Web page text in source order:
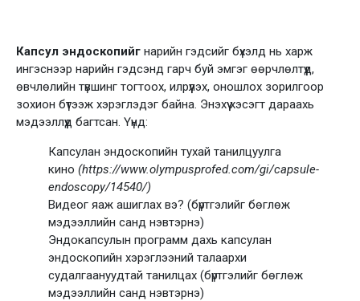
Капсул эндоскопийг нарийн гэдсийг бүхэлд нь харж
ингэснээр нарийн гэдсэнд гарч буй эмгэг өөрчлөлтүүд,
өвчлөлийн түвшинг тогтоох, илрүүлэх, оношлох зорилгоор
зохион бүтээж хэрэглэдэг байна. Энэхүү хэсэгт дараахь
мэдээллүүд багтсан. Үүнд:
Капсулан эндоскопийн тухай танилцуулга
кино (https://www.olympusprofed.com/gi/capsule-
endoscopy/14540/)
Видеог яаж ашиглах вэ? (бүртгэлийг бөглөж
мэдээллийн санд нэвтэрнэ)
Эндокапсулын программ дахь капсулан
эндоскопийн хэрэглээний талаархи
судалгаануудтай танилцах (бүртгэлийг бөглөж
мэдээллийн санд нэвтэрнэ)